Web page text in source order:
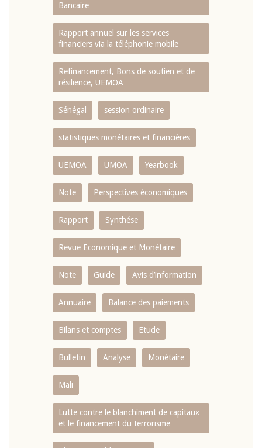
Bancaire
Rapport annuel sur les services
financiers via la téléphonie mobile
Refinancement, Bons de soutien et de
résilience, UEMOA
Sénégal session ordinaire
statistiques monétaires et financières
UEMOA UMOA Yearbook
Note Perspectives économiques
Rapport Synthése
Revue Economique et Monétaire
Note Guide Avis d’information
Annuaire Balance des paiements
Bilans et comptes Etude
Bulletin Analyse Monétaire
Mali
Lutte contre le blanchiment de capitaux
et le financement du terrorisme